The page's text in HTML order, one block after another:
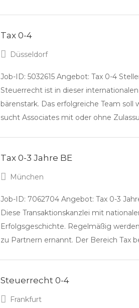
Tax 0-4
Düsseldorf
Job-ID: 5032615 Angebot: Tax 0-4
Steuerrecht ist in dieser
bärenstark. Das erfolgreiche Team
sucht Associates mit oder ohne
Tax 0-3 Jahre BE
München
Job-ID: 7062704 Angebot: Tax 0-3
Diese Transaktionskanzlei mit
Erfolgsgeschichte. Regelmäßig
zu Partnern ernannt. Der Bereich Tax
Steuerrecht 0-4
Frankfurt